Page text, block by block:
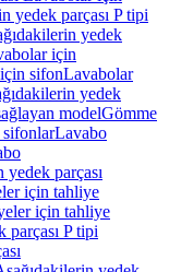
yedek parçası P tipi
yedek
için
sifonLavabolar
yedek
modelGömme
sifonlarLavabo
yedek parçası
için tahliye
için tahliye
parçası P tipi